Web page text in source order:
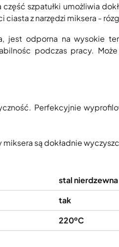
szpatułki umożliwia
z narzędzi miksera -
jest odporna na wysokie
podczas pracy.
Perfekcyjnie
są dokładnie
stal nierdzewna
tak
220ºC